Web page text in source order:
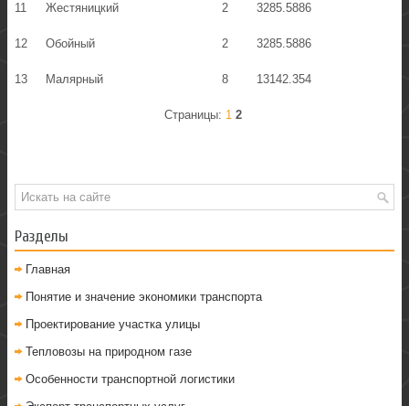
11 Жестяницкий 2 3285.5886
12 Обойный 2 3285.5886
13 Малярный 8 13142.354
Страницы: 1 2
Разделы
Главная
Понятие и значение экономики транспорта
Проектирование участка улицы
Тепловозы на природном газе
Особенности транспортной логистики